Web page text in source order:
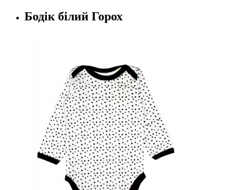
Бодік білий Горох